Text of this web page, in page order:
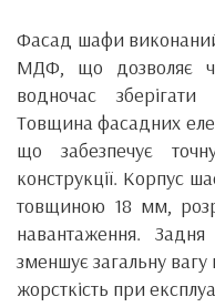
Фасад шафи виконаний
МДФ, що дозволяє
водночас
Товщина фасадних
що забезпечує
конструкції. Корпус
товщиною 18 мм,
навантаження.
зменшує загальну вагу
жорсткість при